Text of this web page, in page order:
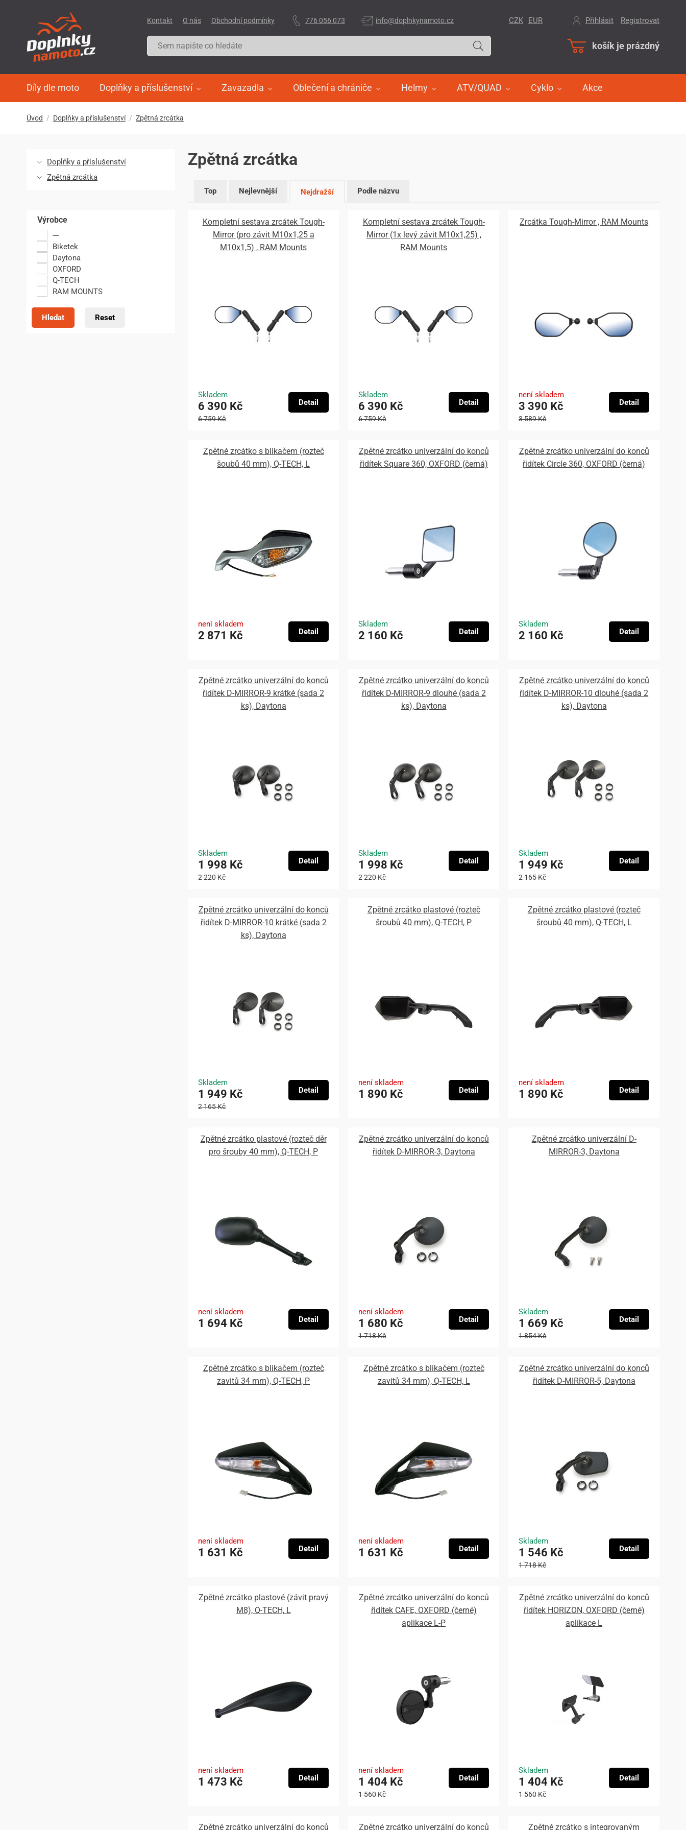
košík je prázdný
Díly dle moto Doplňky a příslušenství Zavazadla Oblečení a chrániče Helmy ATV/QUAD Cyklo Akce
CZK EUR Přihlásit Registrovat
Kontakt O nás Obchodní podmínky 776 056 073 info@doplnkynamoto.cz
Úvod Doplňky a příslušenství Zpětná zrcátka
Doplňky a příslušenství
Zpětná zrcátka
Výrobce
---
Biketek
Daytona
OXFORD
Q-TECH
RAM MOUNTS
Hledat Reset
Zpětná zrcátka
Top Nejlevnější Nejdražší Podle názvu
Kompletní sestava zrcátek Tough-
Mirror (pro závit M10x1,25 a
M10x1,5) , RAM Mounts
Skladem
6 390 Kč
6 759 Kč
Detail
Kompletní sestava zrcátek Tough-
Mirror (1x levý závit M10x1,25) ,
RAM Mounts
Skladem
6 390 Kč
6 759 Kč
Detail
Zrcátka Tough-Mirror , RAM Mounts
není skladem
3 390 Kč
3 589 Kč
Detail
Zpětné zrcátko s blikačem (rozteč
šoubů 40 mm), Q-TECH, L
není skladem
2 871 Kč Detail
Zpětné zrcátko univerzální do konců
řidítek Square 360, OXFORD (černá)
Skladem
2 160 Kč Detail
Zpětné zrcátko univerzální do konců
řidítek Circle 360, OXFORD (černá)
Skladem
2 160 Kč Detail
Zpětné zrcátko univerzální do konců
řidítek D-MIRROR-9 krátké (sada 2
ks), Daytona
Skladem
1 998 Kč
2 220 Kč
Detail
Zpětné zrcátko univerzální do konců
řidítek D-MIRROR-9 dlouhé (sada 2
ks), Daytona
Skladem
1 998 Kč
2 220 Kč
Detail
Zpětné zrcátko univerzální do konců
řidítek D-MIRROR-10 dlouhé (sada 2
ks), Daytona
Skladem
1 949 Kč
2 165 Kč
Detail
Zpětné zrcátko univerzální do konců
řidítek D-MIRROR-10 krátké (sada 2
ks), Daytona
Skladem
1 949 Kč
2 165 Kč
Detail
Zpětné zrcátko plastové (rozteč
šroubů 40 mm), Q-TECH, P
není skladem
1 890 Kč Detail
Zpětné zrcátko plastové (rozteč
šroubů 40 mm), Q-TECH, L
není skladem
1 890 Kč Detail
Zpětné zrcátko plastové (rozteč děr
pro šrouby 40 mm), Q-TECH, P
není skladem
1 694 Kč Detail
Zpětné zrcátko univerzální do konců
řidítek D-MIRROR-3, Daytona
není skladem
1 680 Kč
1 718 Kč
Detail
Zpětné zrcátko univerzální D-
MIRROR-3, Daytona
Skladem
1 669 Kč
1 854 Kč
Detail
Zpětné zrcátko s blikačem (rozteč
zavitů 34 mm), Q-TECH, P
není skladem
1 631 Kč Detail
Zpětné zrcátko s blikačem (rozteč
zavitů 34 mm), Q-TECH, L
není skladem
1 631 Kč Detail
Zpětné zrcátko univerzální do konců
řidítek D-MIRROR-5, Daytona
Skladem
1 546 Kč
1 718 Kč
Detail
Zpětné zrcátko plastové (závit pravý
M8), Q-TECH, L
není skladem
1 473 Kč Detail
Zpětné zrcátko univerzální do konců
řidítek CAFE, OXFORD (černé)
aplikace L-P
není skladem
1 404 Kč
1 560 Kč
Detail
Zpětné zrcátko univerzální do konců
řidítek HORIZON, OXFORD (černé)
aplikace L
Skladem
1 404 Kč
1 560 Kč
Detail
Zpětné zrcátko univerzální do konců Zpětné zrcátko univerzální do konců Zpětné zrcátko s integrovaným